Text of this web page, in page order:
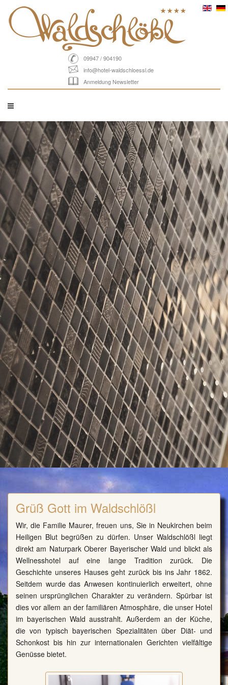
09947 / 904190
info@hotel-waldschloessl.de
Anmeldung Newsletter
Grüß Gott im Waldschlößl
Wir, die Familie Maurer, freuen uns, Sie in Neukirchen beim
Heiligen Blut begrüßen zu dürfen. Unser Waldschlößl liegt
direkt am Naturpark Oberer Bayerischer Wald und blickt als
Wellnesshotel auf eine lange Tradition zurück. Die
Geschichte unseres Hauses geht zurück bis ins Jahr 1862.
Seitdem wurde das Anwesen kontinuierlich erweitert, ohne
seinen ursprünglichen Charakter zu verändern. Spürbar ist
dies vor allem an der familiären Atmosphäre, die unser Hotel
im bayerischen Wald ausstrahlt. Außerdem an der Küche,
die von typisch bayerischen Spezialitäten über Diät- und
Schonkost bis hin zur internationalen Gerichten vielfältige
Genüsse bietet.